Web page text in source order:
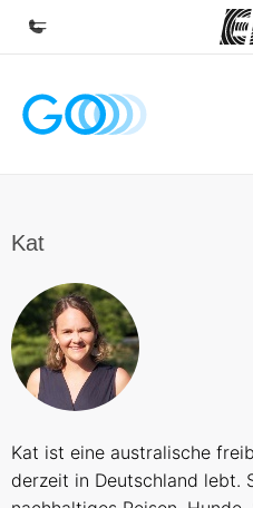
Home
Büros in der Nähe
Über uns
Wer wir sind
Kat
Kat ist eine australische
derzeit in Deutschland lebt.